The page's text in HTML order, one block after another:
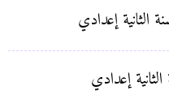
الثانية إعدادي
إعدادي